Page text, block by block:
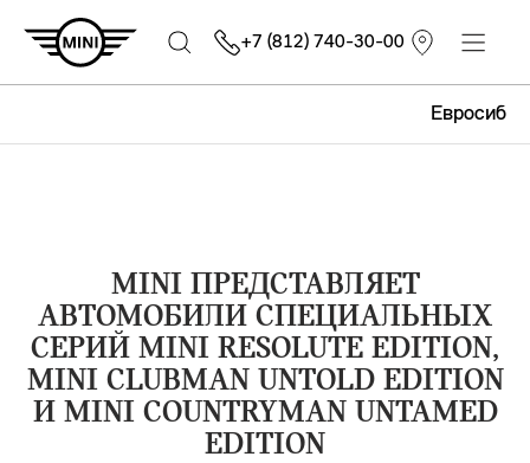
Евросиб
+7 (812) 740-30-00
MINI ПРЕДСТАВЛЯЕТ
АВТОМОБИЛИ СПЕЦИАЛЬНЫХ
СЕРИЙ MINI RESOLUTE EDITION,
MINI CLUBMAN UNTOLD EDITION
И MINI COUNTRYMAN UNTAMED
EDITION